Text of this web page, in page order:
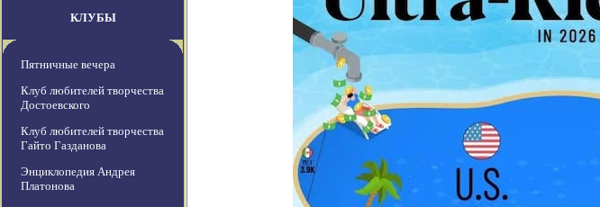
КЛУБЫ
Пятничные вечера
Клуб любителей творчества
Достоевского
Клуб любителей творчества
Гайто Газданова
Энциклопедия Андрея
Платонова